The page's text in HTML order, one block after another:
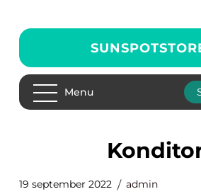
Menu
19 september 2022 admin